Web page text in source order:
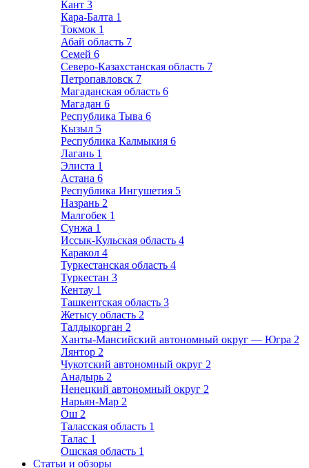
Кант 3
Кара-Балта 1
Токмок 1
Абай область 7
Семей 6
Северо-Казахстанская область 7
Петропавловск 7
Магаданская область 6
Магадан 6
Республика Тыва 6
Кызыл 5
Республика Калмыкия 6
Лагань 1
Элиста 1
Астана 6
Республика Ингушетия 5
Назрань 2
Малгобек 1
Сунжа 1
Иссык-Кульская область 4
Каракол 4
Туркестанская область 4
Туркестан 3
Кентау 1
Ташкентская область 3
Жетысу область 2
Талдыкорган 2
Ханты-Мансийский автономный округ — Югра 2
Лянтор 2
Чукотский автономный округ 2
Анадырь 2
Ненецкий автономный округ 2
Нарьян-Мар 2
Ош 2
Таласская область 1
Талас 1
Ошская область 1
Статьи и обзоры